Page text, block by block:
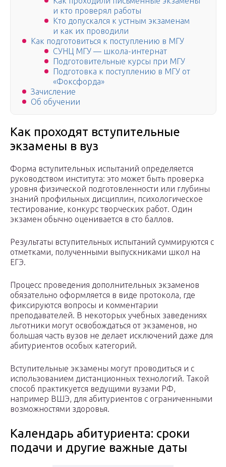
и кто проверял работы
Кто допускался к устным экзаменам
и как их проводили
Как подготовиться к поступлению в МГУ
СУНЦ МГУ — школа-интернат
Подготовительные курсы при МГУ
Подготовка к поступлению в МГУ от
«Фоксфорда»
Зачисление
Об обучении
Как проходят вступительные
экзамены в вуз
Форма вступительных испытаний определяется
руководством института: это может быть проверка
уровня физической подготовленности или глубины
знаний профильных дисциплин, психологическое
тестирование, конкурс творческих работ. Один
экзамен обычно оценивается в сто баллов.
Результаты вступительных испытаний суммируются с
отметками, полученными выпускниками школ на
ЕГЭ.
Процесс проведения дополнительных экзаменов
обязательно оформляется в виде протокола, где
фиксируются вопросы и комментарии
преподавателей. В некоторых учебных заведениях
льготники могут освобождаться от экзаменов, но
большая часть вузов не делает исключений даже для
абитуриентов особых категорий.
Вступительные экзамены могут проводиться и с
использованием дистанционных технологий. Такой
способ практикуется ведущими вузами РФ,
например ВШЭ, для абитуриентов с ограниченными
возможностями здоровья.
Календарь абитуриента: сроки
подачи и другие важные даты